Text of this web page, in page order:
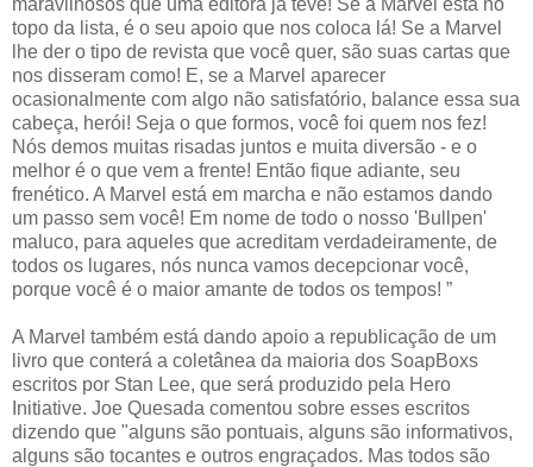
maravilhosos que uma editora já teve! Se a Marvel está no
topo da lista, é o seu apoio que nos coloca lá! Se a Marvel
lhe der o tipo de revista que você quer, são suas cartas que
nos disseram como! E, se a Marvel aparecer
ocasionalmente com algo não satisfatório, balance essa sua
cabeça, herói! Seja o que formos, você foi quem nos fez!
Nós demos muitas risadas juntos e muita diversão - e o
melhor é o que vem a frente! Então fique adiante, seu
frenético. A Marvel está em marcha e não estamos dando
um passo sem você! Em nome de todo o nosso 'Bullpen'
maluco, para aqueles que acreditam verdadeiramente, de
todos os lugares, nós nunca vamos decepcionar você,
porque você é o maior amante de todos os tempos! ”
A Marvel também está dando apoio a republicação de um
livro que conterá a coletânea da maioria dos SoapBoxs
escritos por Stan Lee, que será produzido pela Hero
Initiative. Joe Quesada comentou sobre esses escritos
dizendo que "alguns são pontuais, alguns são informativos,
alguns são tocantes e outros engraçados. Mas todos são